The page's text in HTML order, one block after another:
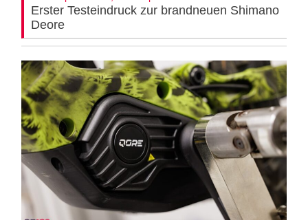
Erster Testeindruck zur brandneuen Shimano
Deore